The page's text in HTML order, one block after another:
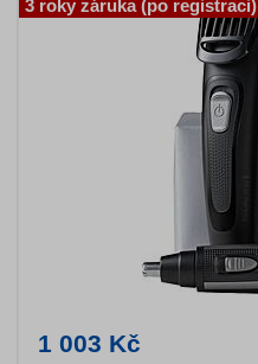
1 003 Kč
3 roky záruka (po registraci)